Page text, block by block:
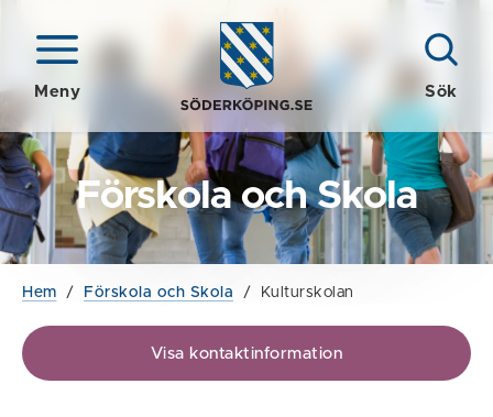
Meny Sök
Förskola och Skola
Hem / Förskola och Skola / Kulturskolan
Visa kontaktinformation